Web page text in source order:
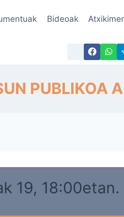
Bideoak
PUBLIKOA
19,